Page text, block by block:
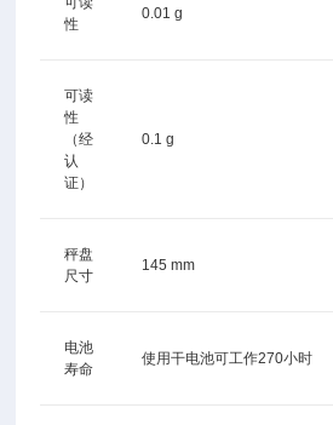
性
0.01 g
可读
性
（经
认
证）
0.1 g
秤盘
尺寸
145 mm
电池
寿命
使用干电池可工作270小时